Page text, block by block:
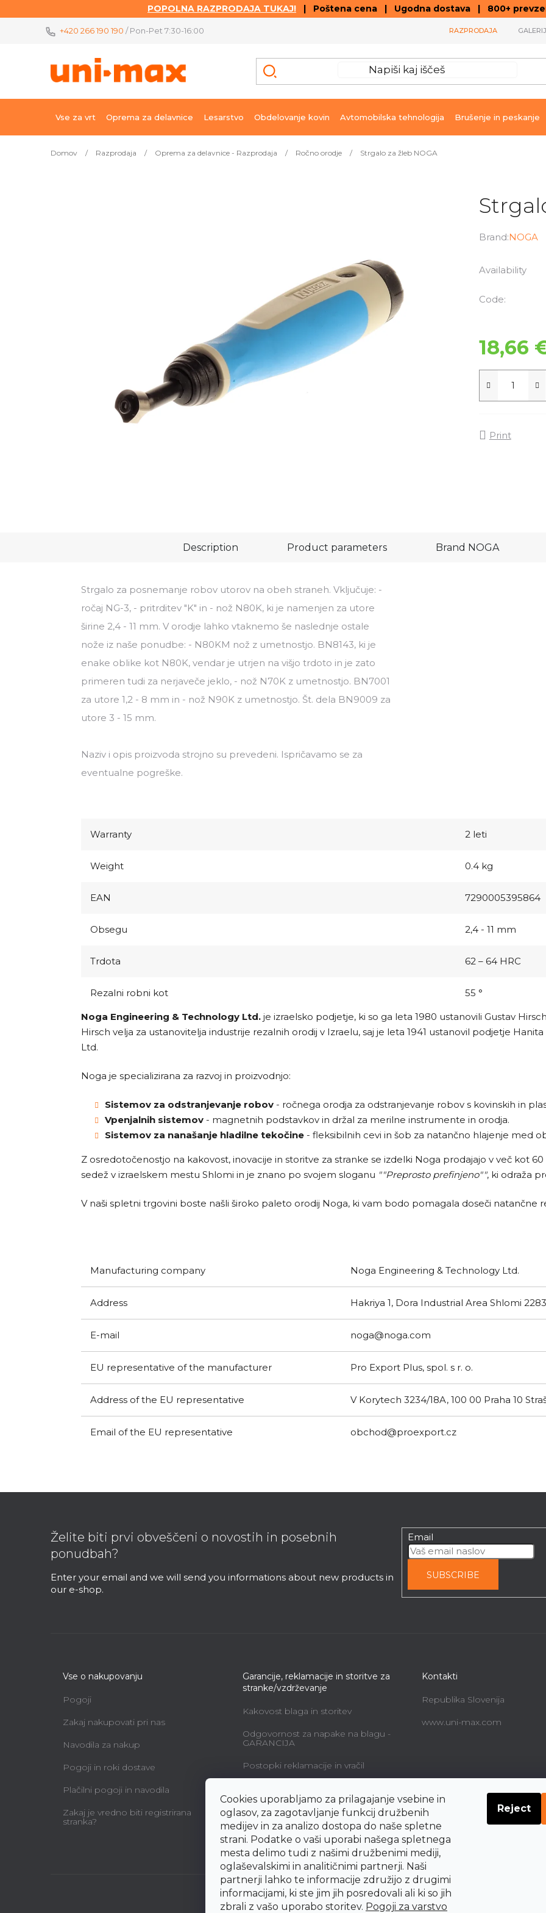
POPOLNA RAZPRODAJA TUKAJ! | Poštena cena | Ugodna dostava | 800+
Cookies uporabljamo za prilagajanje vsebine in
oglasov, za zagotavljanje funkcij družbenih
medijev in za analizo dostopa do naše spletne
strani. Podatke o vaši uporabi našega spletnega
mesta delimo tudi z našimi družbenimi mediji,
oglaševalskimi in analitičnimi partnerji. Naši
partnerji lahko te informacije združijo z drugimi
informacijami, ki ste jim jih posredovali ali ki so jih
zbrali z vašo uporabo storitev. Pogoji za varstvo
Reject
+420 266 190 190 / Pon-Pet 7:30-16:00 RAZPRODAJA
Vse za vrt Oprema za delavnice Lesarstvo Obdelovanje kovin Avtomobilska tehnologija Brušenje in peskanje
Domov / Razprodaja / Oprema za delavnice - Razprodaja / Ročno orodje / Strgalo za žleb NOGA
Brand:NOGA
Availability
Code:
18,66
Print
Description Product parameters Brand NOGA
Strgalo za posnemanje robov utorov na obeh straneh. Vključuje: -
ročaj NG-3, - pritrditev "K" in - nož N80K, ki je namenjen za utore
širine 2,4 - 11 mm. V orodje lahko vtaknemo še naslednje ostale
nože iz naše ponudbe: - N80KM nož z umetnostjo. BN8143, ki je
enake oblike kot N80K, vendar je utrjen na višjo trdoto in je zato
primeren tudi za nerjaveče jeklo, - nož N70K z umetnostjo. BN7001
za utore 1,2 - 8 mm in - nož N90K z umetnostjo. Št. dela BN9009 za
utore 3 - 15 mm.
Naziv i opis proizvoda strojno su prevedeni. Ispričavamo se za
eventualne pogreške.
Warranty 2 leti
Weight 0.4 kg
EAN 7290005395864
Obsegu 2,4 - 11 mm
Trdota 62 – 64 HRC
Rezalni robni kot 55 °
Noga Engineering & Technology Ltd. je izraelsko podjetje, ki so ga leta 1980 ustanovili Gustav
Hirsch velja za ustanovitelja industrije rezalnih orodij v Izraelu, saj je leta 1941 ustanovil podjetje
Ltd.
Noga je specializirana za razvoj in proizvodnjo:
Sistemov za odstranjevanje robov - ročnega orodja za odstranjevanje robov s kovinskih in
Vpenjalnih sistemov - magnetnih podstavkov in držal za merilne instrumente in orodja.
Sistemov za nanašanje hladilne tekočine - fleksibilnih cevi in ​​šob za natančno hlajenje med
Z osredotočenostjo na kakovost, inovacije in storitve za stranke se izdelki Noga prodajajo v več kot
sedež v izraelskem mestu Shlomi in je znano po svojem sloganu ""Preprosto prefinjeno"", ki odraža
V naši spletni trgovini boste našli široko paleto orodij Noga, ki vam bodo pomagala doseči natančne
Manufacturing company Noga Engineering & Technology Ltd.
Address Hakriya 1, Dora Industrial Area Shlomi
E-mail noga@noga.com
EU representative of the manufacturer Pro Export Plus, spol. s r. o.
Address of the EU representative V Korytech 3234/18A, 100 00 Praha 10
Email of the EU representative obchod@proexport.cz
Želite biti prvi obveščeni o novostih in posebnih
ponudbah?
Enter your email and we will send you informations about new products in
our e-shop.
Email
SUBSCRIBE
Vse o nakupovanju
Pogoji
Zakaj nakupovati pri nas
Navodila za nakup
Pogoji in roki dostave
Plačilni pogoji in navodila
Zakaj je vredno biti registrirana
stranka?
Garancije, reklamacije in storitve za
stranke/vzdrževanje
Kakovost blaga in storitev
Odgovornost za napake na blagu -
GARANCIJA
Postopki reklamacije in vračil
Vzorec navodil o pravicah
uporabnika do odstopa od
pogodbe
Kontakti
Republika Slovenija
www.uni-max.com